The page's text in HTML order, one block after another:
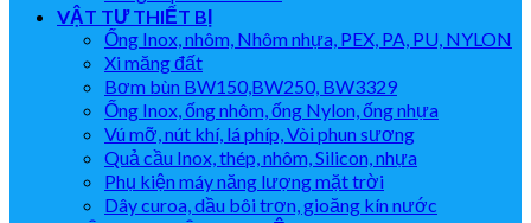
VẬT TƯ THIẾT BỊ
Ống Inox, nhôm, Nhôm nhựa, PEX, PA, PU, NYLON
Xi măng đất
Bơm bùn BW150,BW250, BW3329
Ống Inox, ống nhôm, ống Nylon, ống nhựa
Vú mỡ, nút khí, lá phíp, Vòi phun sương
Quả cầu Inox, thép, nhôm, Silicon, nhựa
Phụ kiện máy năng lượng mặt trời
Dây curoa, dầu bôi trơn, gioăng kín nước